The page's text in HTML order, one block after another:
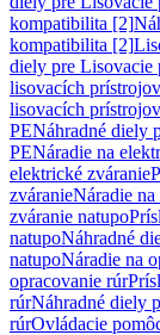
kompatibilita [2]
kompatibilita [2]
diely pre
lisovacích
lisovacích
PENáhradné diely
PENáradie na
elektrické zváranie
zváranieNáradie
zváranie natupo
natupoNáhradné
natupoNáradie na
opracovanie rúr
rúrNáhradné diely
rúrOvládacie